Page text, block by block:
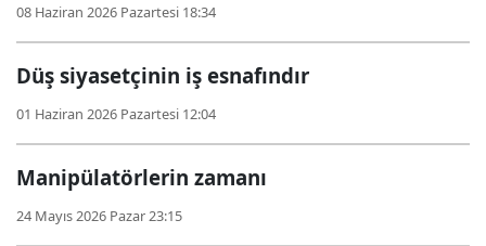
08 Haziran 2026 Pazartesi 18:34
Düş siyasetçinin iş esnafındır
01 Haziran 2026 Pazartesi 12:04
Manipülatörlerin zamanı
24 Mayıs 2026 Pazar 23:15